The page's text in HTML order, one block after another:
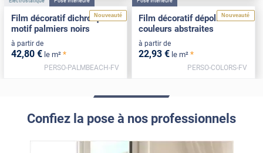
Nouveauté
Film décoratif dichroïque
motif palmiers noirs
à partir de
42,80 € le m² *
PERSO-PALMBEACH-FV
Nouveauté
Film décoratif dépoli motif
couleurs abstraites
à partir de
22,93 € le m² *
PERSO-COLORS-FV
Confiez la pose à nos professionnels